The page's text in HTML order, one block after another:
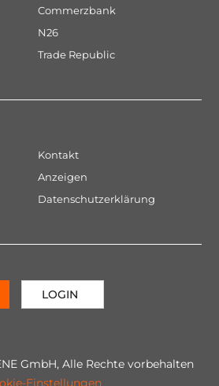
Commerzbank
N26
Trade Republic
Kontakt
Anzeigen
Datenschutzerklärung
LOGIN
GmbH, Alle Rechte vorbehalten
Einstellungen